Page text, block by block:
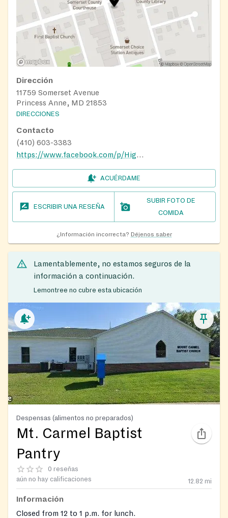
Dirección
11759 Somerset Avenue
Princess Anne, MD 21853
DIRECCIONES
Contacto
(410) 603-3383
https://www.facebook.com/p/Higher-Calling-Ministries-100064316394312/
ACUÉRDAME
ESCRIBIR UNA RESEÑA
SUBIR FOTO DE
COMIDA
¿Información incorrecta? Déjenos saber
Lamentablemente, no estamos seguros de la
información a continuación.
Lemontree no cubre esta ubicación
Despensas (alimentos no preparados)
Mt. Carmel Baptist
Pantry
0 reseñas
aún no hay calificaciones
12.82 mi
Información
Closed from 12 to 1 p.m. for lunch.